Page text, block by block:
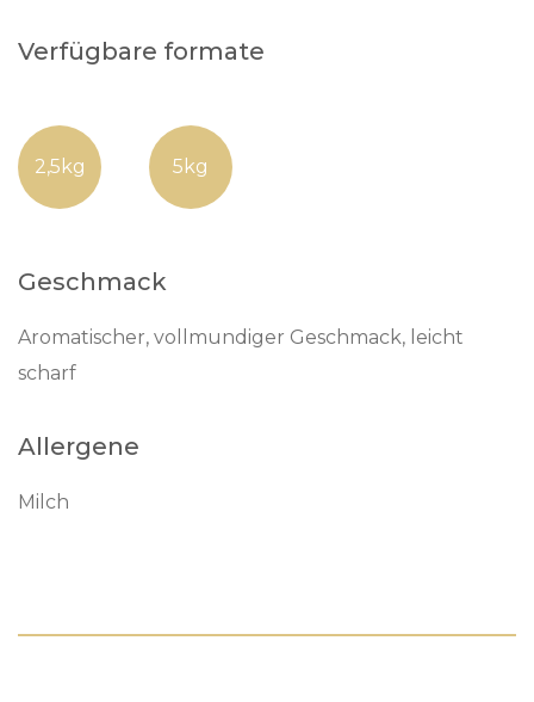
Verfügbare formate
2,5kg 5kg
Geschmack
Aromatischer, vollmundiger Geschmack, leicht
scharf
Allergene
Milch